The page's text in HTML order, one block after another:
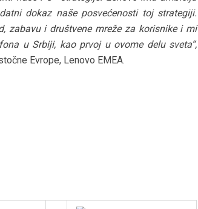
dokaz naše posvećenosti toj strategiji.
zabavu i društvene mreže za korisnike i mi
u Srbiji, kao prvoj u ovome delu sveta“,
Evrope, Lenovo EMEA.